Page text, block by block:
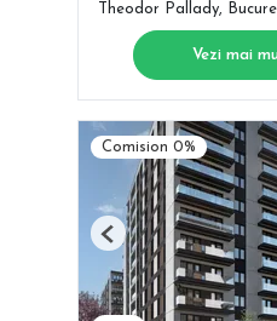
Theodor Pallady,
Vezi mai
Comision 0%
Previous